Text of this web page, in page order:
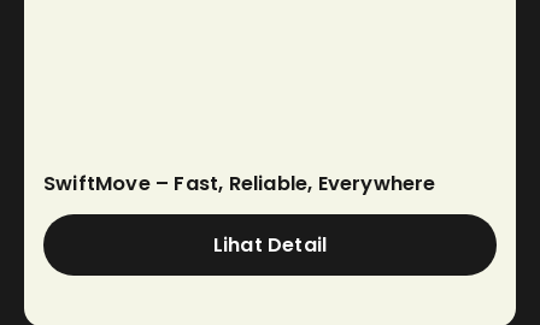
SwiftMove – Fast, Reliable, Everywhere
Lihat Detail